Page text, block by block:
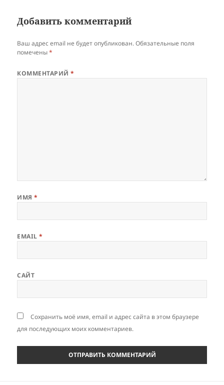
Добавить комментарий
Ваш адрес email не будет опубликован. Обязательные поля
помечены*
КОММЕНТАРИЙ*
ИМЯ*
EMAIL*
САЙТ
Сохранить моё имя, email и адрес сайта в этом браузере
для последующих моих комментариев.